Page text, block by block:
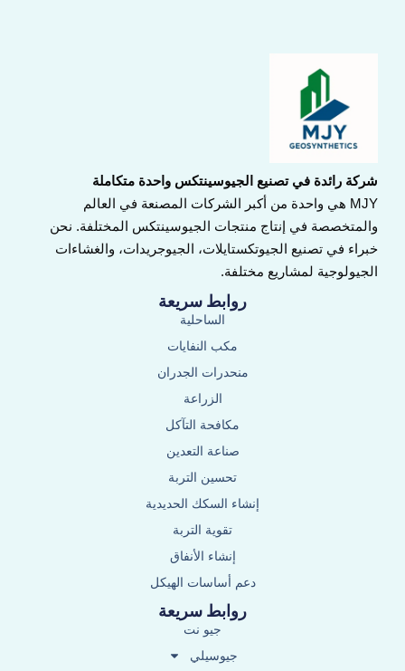
شركة رائدة في تصنيع الجيوسينتكس واحدة متكاملة
MJY هي واحدة من أكبر الشركات المصنعة في العالم
والمتخصصة في إنتاج منتجات الجيوسينتكس المختلفة. نحن
خبراء في تصنيع الجيوتكستايلات، الجيوجريدات، والغشاءات
الجيولوجية لمشاريع مختلفة.
روابط سريعة
جيو نت
جيوسيلي
روابط سريعة
الساحلية
مكب النفايات
منحدرات الجدران
الزراعة
مكافحة التآكل
صناعة التعدين
تحسين التربة
إنشاء السكك الحديدية
تقوية التربة
إنشاء الأنفاق
دعم أساسات الهيكل